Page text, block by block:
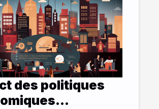
des politiques